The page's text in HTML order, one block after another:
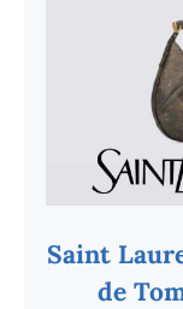
Saint
de